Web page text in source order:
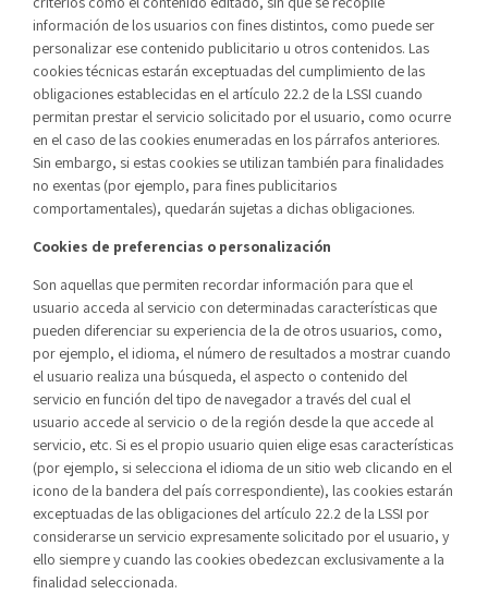
información de los usuarios con fines distintos, como puede ser
personalizar ese contenido publicitario u otros contenidos. Las
cookies técnicas estarán exceptuadas del cumplimiento de las
obligaciones establecidas en el artículo 22.2 de la LSSI cuando
permitan prestar el servicio solicitado por el usuario, como ocurre
en el caso de las cookies enumeradas en los párrafos anteriores.
Sin embargo, si estas cookies se utilizan también para finalidades
no exentas (por ejemplo, para fines publicitarios
comportamentales), quedarán sujetas a dichas obligaciones.
Cookies de preferencias o personalización
Son aquellas que permiten recordar información para que el
usuario acceda al servicio con determinadas características que
pueden diferenciar su experiencia de la de otros usuarios, como,
por ejemplo, el idioma, el número de resultados a mostrar cuando
el usuario realiza una búsqueda, el aspecto o contenido del
servicio en función del tipo de navegador a través del cual el
usuario accede al servicio o de la región desde la que accede al
servicio, etc. Si es el propio usuario quien elige esas características
(por ejemplo, si selecciona el idioma de un sitio web clicando en el
icono de la bandera del país correspondiente), las cookies estarán
exceptuadas de las obligaciones del artículo 22.2 de la LSSI por
considerarse un servicio expresamente solicitado por el usuario, y
ello siempre y cuando las cookies obedezcan exclusivamente a la
finalidad seleccionada.